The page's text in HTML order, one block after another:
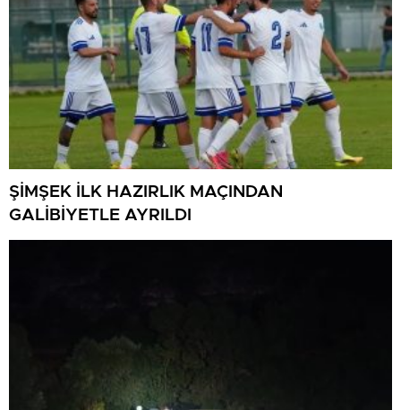
ŞİMŞEK İLK HAZIRLIK MAÇINDAN
GALİBİYETLE AYRILDI